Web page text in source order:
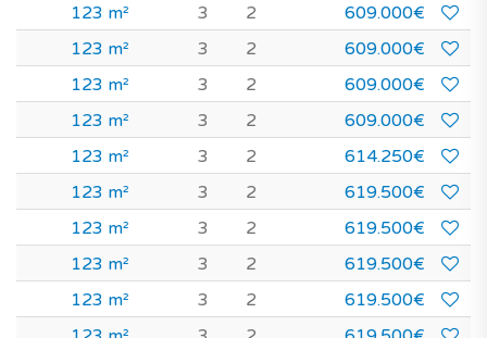
123 m²
3 2
609.000€
123 m²
3 2
609.000€
123 m²
3 2
609.000€
123 m²
3 2
609.000€
123 m²
3 2
614.250€
123 m²
3 2
619.500€
123 m²
3 2
619.500€
123 m²
3 2
619.500€
123 m²
3 2
619.500€